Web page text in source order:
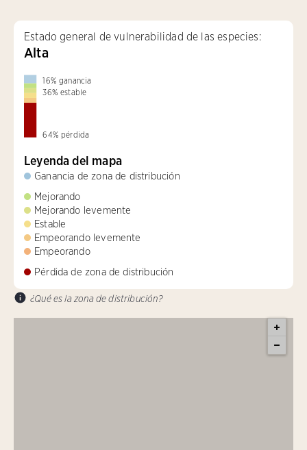
Estado general de vulnerabilidad de las especies:
Alta
16% ganancia
36% estable
64% pérdida
Leyenda del mapa
Ganancia de zona de distribución
Mejorando
Mejorando levemente
Estable
Empeorando levemente
Empeorando
Pérdida de zona de distribución
¿Qué es la zona de distribución?